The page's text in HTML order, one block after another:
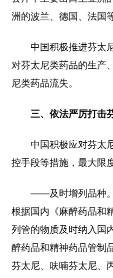
洲的波兰、德国、法国
中国积极推进芬太
对芬太尼类药品的生产
尼类药品流失。
三、依法严厉打击
中国积极应对芬太
控手段等措施，最大限
——及时增列品种。
根据国内《麻醉药品和
列管的物质及时纳入国
醉药品和精神药品管制
芬太尼、呋喃芬太尼、